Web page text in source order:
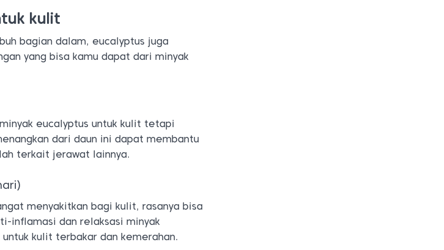
kulit
bagian dalam, eucalyptus juga
yang bisa kamu dapat dari minyak
eucalyptus untuk kulit tetapi
dari daun ini dapat membantu
terkait jerawat lainnya.
menyakitkan bagi kulit, rasanya bisa
inflamasi dan relaksasi minyak
kulit terbakar dan kemerahan.